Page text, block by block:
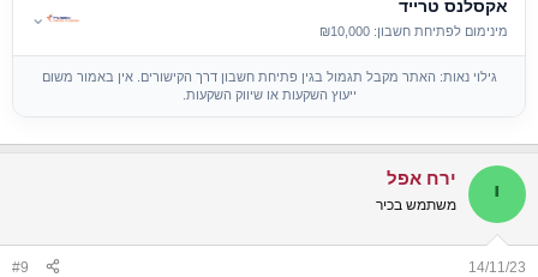
אקסלנס טרייד
מינימום לפתיחת חשבון: ₪10,000
⌄
גילוי נאות: האתר מקבל תגמול בגין פתיחת חשבון דרך הקישורים. אין באמור משום
ייעוץ השקעות או שיווק השקעות.
י ירח אפל
משתמש בכיר
14/11/23
#9